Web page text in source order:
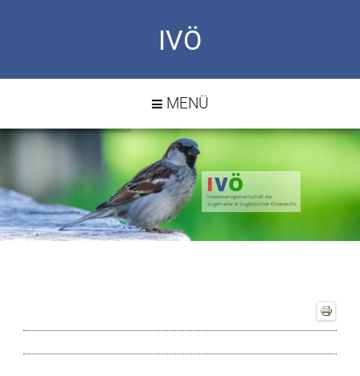
IVÖ
MENÜ
Interessensgemeinschaft der
Vogelhalter & Vogelzüchter Österreichs
IVÖ